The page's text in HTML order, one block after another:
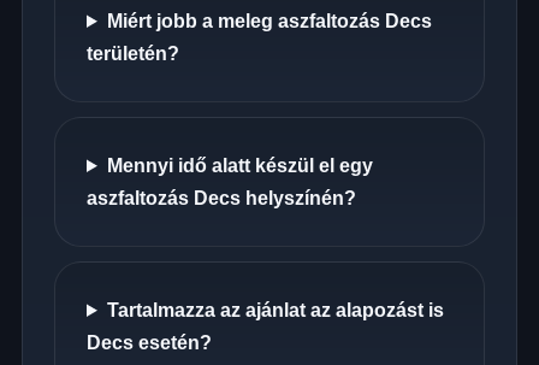
Miért jobb a meleg aszfaltozás Decs
területén?
Mennyi idő alatt készül el egy
aszfaltozás Decs helyszínén?
Tartalmazza az ajánlat az alapozást is
Decs esetén?